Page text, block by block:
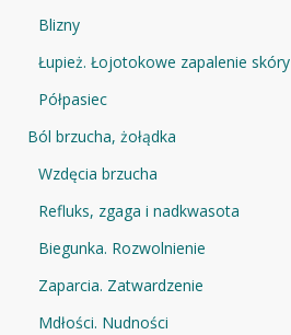
Blizny
Łupież. Łojotokowe zapalenie skóry
Półpasiec
Ból brzucha, żołądka
Wzdęcia brzucha
Refluks, zgaga i nadkwasota
Biegunka. Rozwolnienie
Zaparcia. Zatwardzenie
Mdłości. Nudności